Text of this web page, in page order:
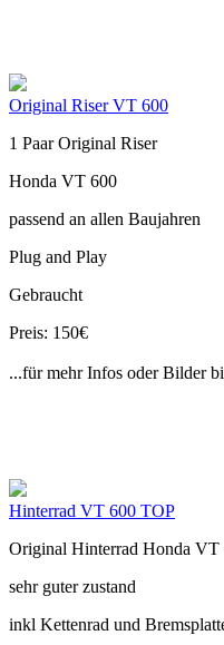
Original Riser VT 600
1 Paar Original Riser
Honda VT 600
passend an allen Baujahren
Plug and Play
Gebraucht
Preis: 150€
...für mehr Infos oder Bilder
Hinterrad VT 600 TOP
Original Hinterrad Honda VT
sehr guter zustand
inkl Kettenrad und